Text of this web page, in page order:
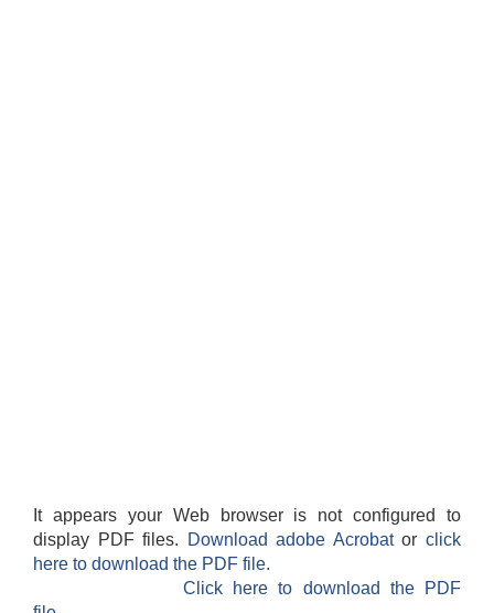
It appears your Web browser is not configured to
display PDF files.
Download adobe Acrobatorclick
here to download the PDF file.
Click here to download the PDF